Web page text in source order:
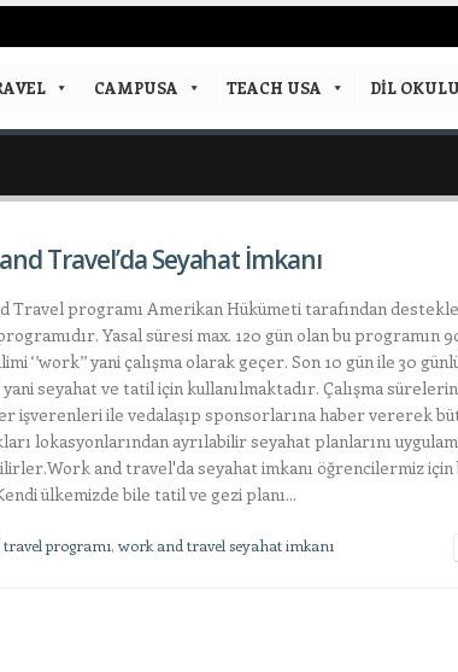
CAMPUSA TEACH USA DIL OKULU
Travel’da Seyahat İmkanı
Travel programı Amerikan Hükümeti tarafından
Yasal süresi max. 120 gün olan bu programın
‘’work’’ yani çalışma olarak geçer. Son 10 gün ile 30
yani seyahat ve tatil için kullanılmaktadır. Çalışma
işverenleri ile vedalaşıp sponsorlarına haber vererek
lokasyonlarından ayrılabilir seyahat planlarını
and travel'da seyahat imkanı öğrencilermiz için
ülkemizde bile tatil ve gezi planı...
programı,work and travel seyahat imkanı